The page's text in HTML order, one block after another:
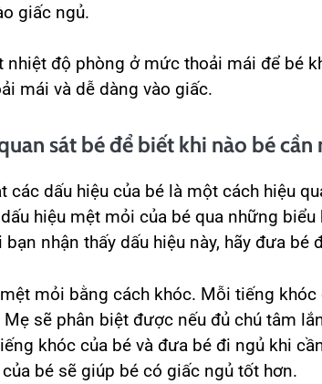
giấc ngủ.
nhiệt độ phòng ở mức thoải mái để bé
mái và dễ dàng vào giấc.
sát bé để biết khi nào bé cần
các dấu hiệu của bé là một cách hiệu
hiệu mệt mỏi của bé qua những
nhận thấy dấu hiệu này, hãy đưa bé
mỏi bằng cách khóc. Mỗi tiếng khóc
sẽ phân biệt được nếu đủ chú tâm
khóc của bé và đưa bé đi ngủ khi
bé sẽ giúp bé có giấc ngủ tốt hơn.